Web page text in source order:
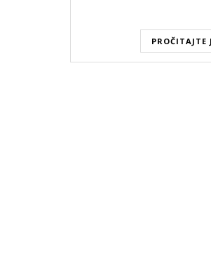
PROČITAJTE